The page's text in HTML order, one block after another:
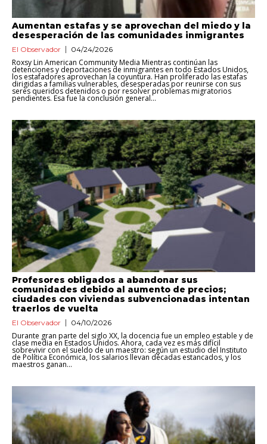
Aumentan estafas y se aprovechan del miedo y la
desesperación de las comunidades inmigrantes
El Observador 04/24/2026
Roxsy Lin American Community Media Mientras continúan las
detenciones y deportaciones de inmigrantes en todo Estados Unidos,
los estafadores aprovechan la coyuntura. Han proliferado las estafas
dirigidas a familias vulnerables, desesperadas por reunirse con sus
seres queridos detenidos o por resolver problemas migratorios
pendientes. Esa fue la conclusión general...
Profesores obligados a abandonar sus
comunidades debido al aumento de precios;
ciudades con viviendas subvencionadas intentan
traerlos de vuelta
El Observador 04/10/2026
Durante gran parte del siglo XX, la docencia fue un empleo estable y de
clase media en Estados Unidos. Ahora, cada vez es más difícil
sobrevivir con el sueldo de un maestro: según un estudio del Instituto
de Política Económica, los salarios llevan décadas estancados, y los
maestros ganan...